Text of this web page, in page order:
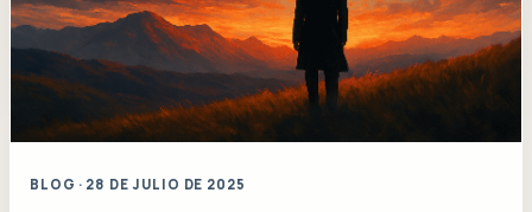
BLOG · 28 DE JULIO DE 2025